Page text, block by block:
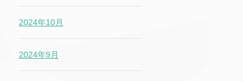
2024年10月
2024年9月